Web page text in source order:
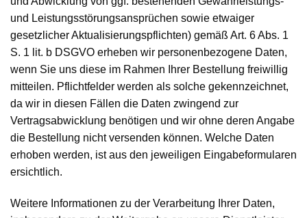
und Leistungsstörungsansprüchen sowie etwaiger
gesetzlicher Aktualisierungspflichten) gemäß Art. 6 Abs. 1
S. 1 lit. b DSGVO erheben wir personenbezogene Daten,
wenn Sie uns diese im Rahmen Ihrer Bestellung freiwillig
mitteilen. Pflichtfelder werden als solche gekennzeichnet,
da wir in diesen Fällen die Daten zwingend zur
Vertragsabwicklung benötigen und wir ohne deren Angabe
die Bestellung nicht versenden können. Welche Daten
erhoben werden, ist aus den jeweiligen Eingabeformularen
ersichtlich.
Weitere Informationen zu der Verarbeitung Ihrer Daten,